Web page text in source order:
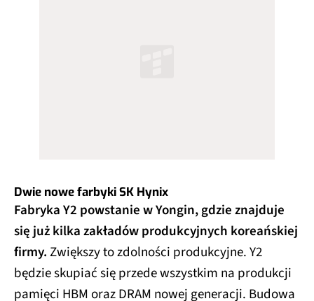
Dwie nowe farbyki SK Hynix
Fabryka Y2 powstanie w Yongin, gdzie znajduje
się już kilka zakładów produkcyjnych koreańskiej
firmy.Zwiększy to zdolności produkcyjne. Y2
będzie skupiać się przede wszystkim na produkcji
pamięci HBM oraz DRAM nowej generacji. Budowa